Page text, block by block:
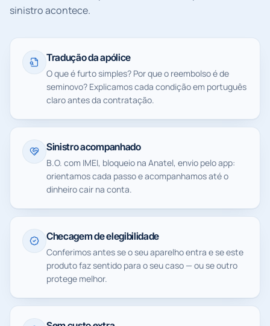
sinistro acontece.
Tradução da apólice
O que é furto simples? Por que o reembolso é de
seminovo? Explicamos cada condição em português
claro antes da contratação.
Sinistro acompanhado
B.O. com IMEI, bloqueio na Anatel, envio pelo app:
orientamos cada passo e acompanhamos até o
dinheiro cair na conta.
Checagem de elegibilidade
Conferimos antes se o seu aparelho entra e se este
produto faz sentido para o seu caso — ou se outro
protege melhor.